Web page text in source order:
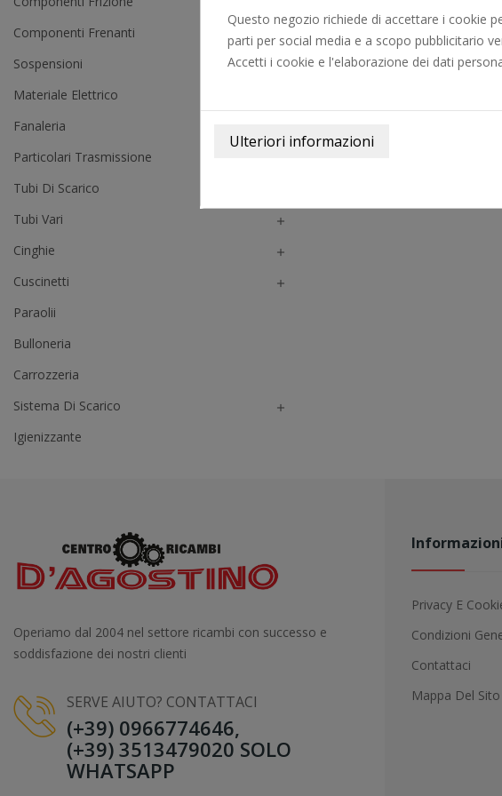
Componenti Frenanti
Sospensioni 
Materiale Elettrico
Fanaleria
Particolari Trasmissione
Tubi Di Scarico
Tubi Vari 
Cinghie 
Cuscinetti 
Paraolii
Bulloneria
Carrozzeria
Sistema Di Scarico

Igienizzante
Operiamo dal 2004 nel settore ricambi con successo e
soddisfazione dei nostri clienti
SERVE AIUTO? CONTATTACI
(+39) 0966774646,
(+39) 3513479020 SOLO
WHATSAPP
Privacy E
Condizioni
Contattaci
Mappa Del Sito
Questo negozio richiede di accettare i cookie
parti per social media e a scopo pubblicitario
Accetti i cookie e l'elaborazione dei dati